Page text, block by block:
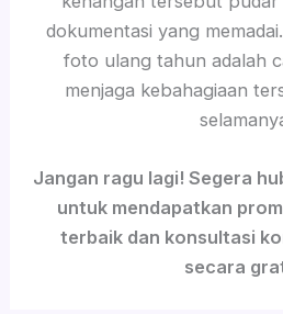
dokumentasi yang
foto ulang tahun adalah
menjaga kebahagiaan
Jangan ragu lagi! Segera
untuk mendapatkan
terbaik dan konsultasi
secara